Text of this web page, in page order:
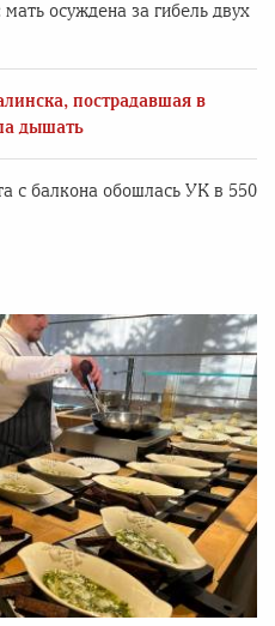
осуждена за гибель двух
пострадавшая в
дышать
с балкона обошлась УК в 550